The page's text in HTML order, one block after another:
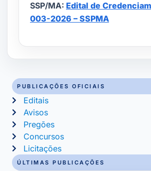
SSP/MA: Edital de
003-2026 – SSPMA
PUBLICAÇÕES OFICIAIS
Editais
Avisos
Pregões
Concursos
Licitações
ÚLTIMAS PUBLICAÇÕES